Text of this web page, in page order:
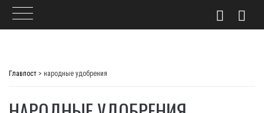
Главпост > народные удобрения